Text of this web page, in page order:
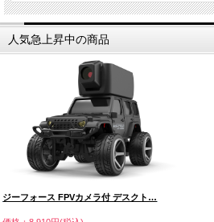
人気急上昇中の商品
ジーフォース FPVカメラ付 デスクト…